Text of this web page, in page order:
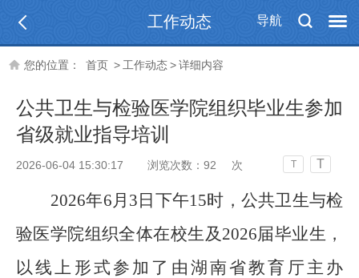
导航
工作动态
您的位置： 首页 > 工作动态>详细内容
公共卫生与检验医学院组织毕业生参加
省级就业指导培训
2026-06-04 15:30:17 浏览次数： 92 次 T T
2026年6月3日下午15时，公共卫生与检
验医学院组织全体在校生及2026届毕业生，
以线上形式参加了由湖南省教育厅主办